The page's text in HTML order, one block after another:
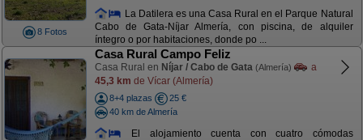
8 Fotos
La Datilera es una Casa Rural en el Parque Natural
Cabo de Gata-Níjar Almería, con piscina, de alquiler
íntegro o por habitaciones, donde po ...
Casa Rural Campo Feliz
Casa Rural en Níjar / Cabo de Gata (Almería)
a
45,3 km de Vícar (Almería)
8+4 plazas
25 €
40 km de Almería
El alojamiento cuenta con cuatro cómodas